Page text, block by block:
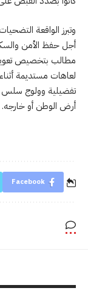
وتبرز الواقعة
أجل حفظ الأمن
مطالب بتخصيص
لعاهات مستديمة
تفضيلية وولوج سلس
أرض الوطن أو خارجه.
Facebook